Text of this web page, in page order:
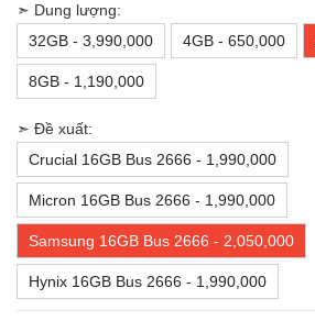
➣ Dung lượng:
32GB - 3,990,000
4GB - 650,000
8GB - 1,190,000
➣ Đề xuất:
Crucial 16GB Bus 2666 - 1,990,000
Micron 16GB Bus 2666 - 1,990,000
Samsung 16GB Bus 2666 - 2,050,000
Hynix 16GB Bus 2666 - 1,990,000